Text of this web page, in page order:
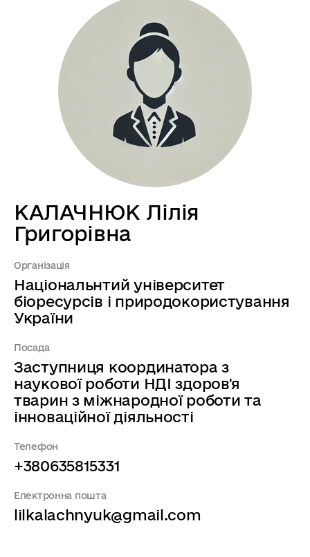
КАЛАЧНЮК Лілія
Григорівна
Організація
Національнтий університет
біоресурсів і природокористування
України
Посада
Заступниця координатора з
наукової роботи НДІ здоров'я
тварин з міжнародної роботи та
інноваційної діяльності
Телефон
+380635815331
Електронна пошта
lilkalachnyuk@gmail.com